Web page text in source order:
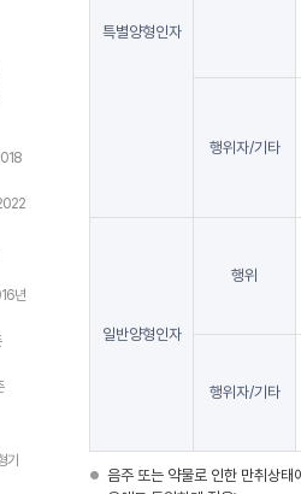
년
기
특별양형인자
행위자/기타
일반양형인자
행위
행위자/기타
음주 또는 약물로 인한 만취상태